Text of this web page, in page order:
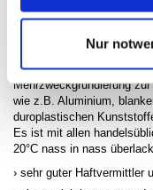
Nur
seinem Video!
1K Multi-Connector ist
Mehrzweckgrundierung
wie z.B. Aluminium,
duroplastischen
Es ist mit allen
20°C nass in nass
sehr guter Haftvermittler